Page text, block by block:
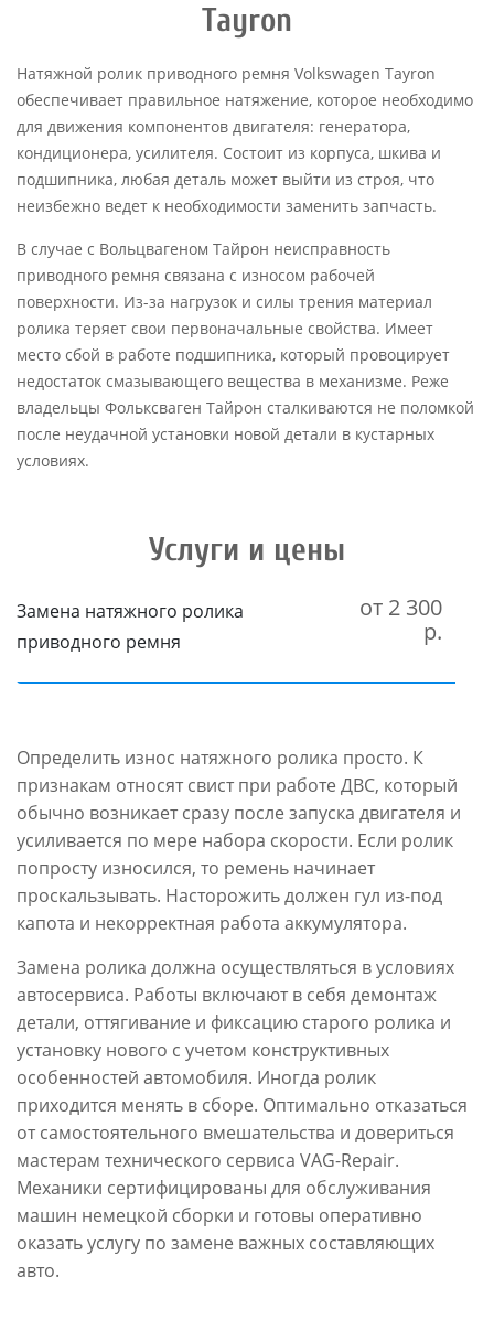
Tayron
Натяжной ролик приводного ремня Volkswagen Tayron
обеспечивает правильное натяжение, которое необходимо
для движения компонентов двигателя: генератора,
кондиционера, усилителя. Состоит из корпуса, шкива и
подшипника, любая деталь может выйти из строя, что
неизбежно ведет к необходимости заменить запчасть.
В случае с Вольцвагеном Тайрон неисправность
приводного ремня связана с износом рабочей
поверхности. Из-за нагрузок и силы трения материал
ролика теряет свои первоначальные свойства. Имеет
место сбой в работе подшипника, который провоцирует
недостаток смазывающего вещества в механизме. Реже
владельцы Фольксваген Тайрон сталкиваются не поломкой
после неудачной установки новой детали в кустарных
условиях.
Услуги и цены
Замена натяжного ролика
приводного ремня
от 2 300
р.
Определить износ натяжного ролика просто. К
признакам относят свист при работе ДВС, который
обычно возникает сразу после запуска двигателя и
усиливается по мере набора скорости. Если ролик
попросту износился, то ремень начинает
проскальзывать. Насторожить должен гул из-под
капота и некорректная работа аккумулятора.
Замена ролика должна осуществляться в условиях
автосервиса. Работы включают в себя демонтаж
детали, оттягивание и фиксацию старого ролика и
установку нового с учетом конструктивных
особенностей автомобиля. Иногда ролик
приходится менять в сборе. Оптимально отказаться
от самостоятельного вмешательства и довериться
мастерам технического сервиса VAG-Repair.
Механики сертифицированы для обслуживания
машин немецкой сборки и готовы оперативно
оказать услугу по замене важных составляющих
авто.